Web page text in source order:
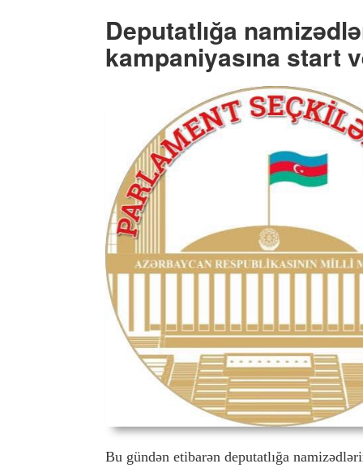
Deputatlığa
kampaniyasına start
Bu gündən etibarən deputatlığa